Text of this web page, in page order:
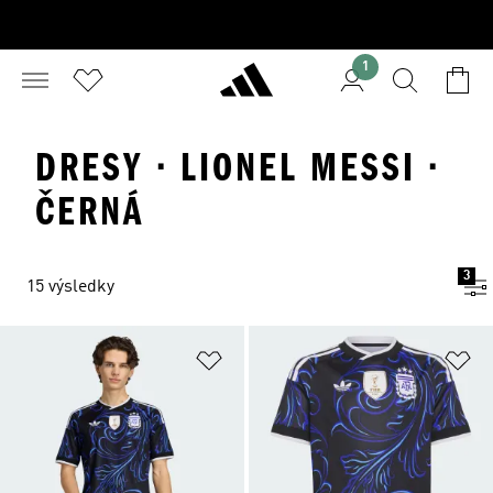
1
DRESY · LIONEL MESSI ·
ČERNÁ
15 výsledky
3
Přidat do seznamu přání